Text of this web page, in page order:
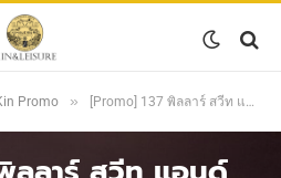
Promo » [Promo] 137 พิลลาร์ สวีท แอนด์ เรสซิเด้นซ์ กรุงเทพฯ พร้อมสร้างบรรยากาศแห่งความอบอุ่น ต้อนรับเทศกาลคริสต์มาสและปีใหม่ 137 Pillars Bangkok Festive Promotuon 2022 -2023